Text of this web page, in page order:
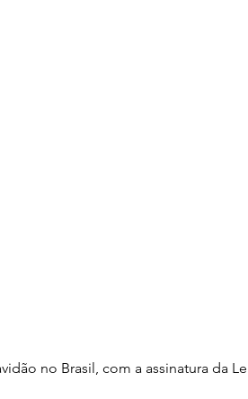
no Brasil, com a assinatura da